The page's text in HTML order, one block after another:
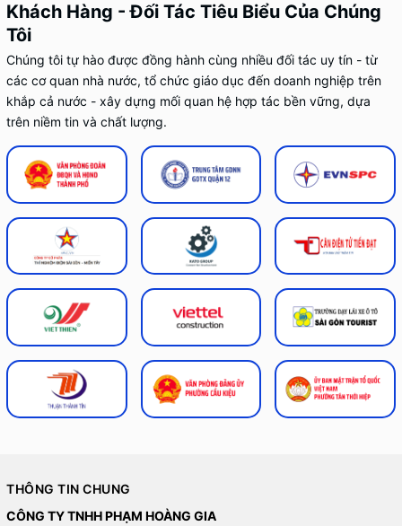
Khách Hàng - Đối Tác Tiêu Biểu Của Chúng
Tôi
Chúng tôi tự hào được đồng hành cùng nhiều đối tác uy tín - từ
các cơ quan nhà nước, tổ chức giáo dục đến doanh nghiệp trên
khắp cả nước - xây dựng mối quan hệ hợp tác bền vững, dựa
trên niềm tin và chất lượng.
THÔNG TIN CHUNG
CÔNG TY TNHH PHẠM HOÀNG GIA